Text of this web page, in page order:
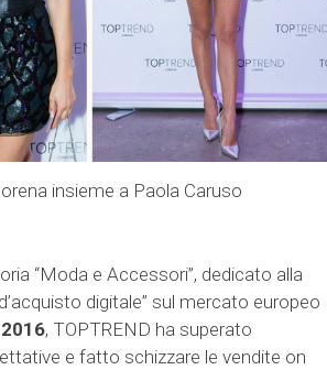
insieme a Paola Caruso
“Moda e Accessori”, dedicato alla
digitale” sul mercato europeo
2016, TOPTREND ha superato
e fatto schizzare le vendite on